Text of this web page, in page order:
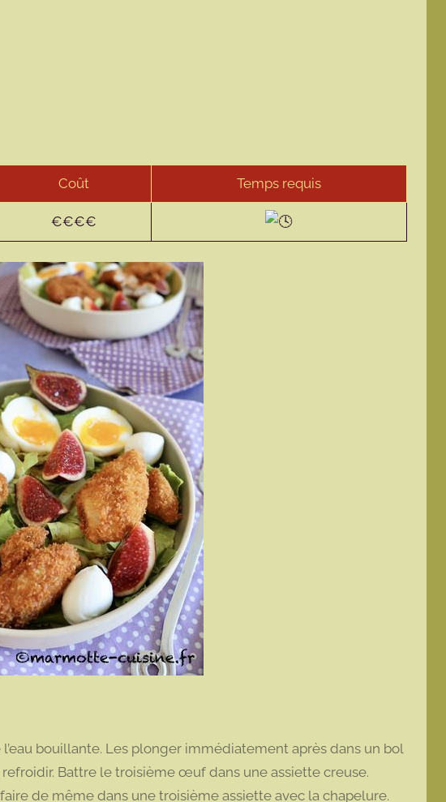
Coût Temps requis
€€€€
bouillante. Les plonger immédiatement après dans un bol
refroidir. Battre le troisième œuf dans une assiette creuse.
de même dans une troisième assiette avec la chapelure.